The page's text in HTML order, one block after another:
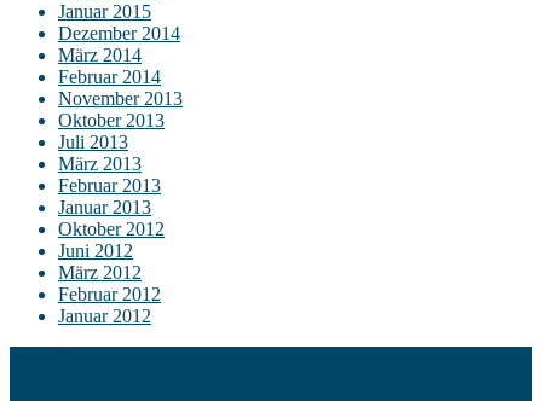
Januar 2015
Dezember 2014
März 2014
Februar 2014
November 2013
Oktober 2013
Juli 2013
März 2013
Februar 2013
Januar 2013
Oktober 2012
Juni 2012
März 2012
Februar 2012
Januar 2012